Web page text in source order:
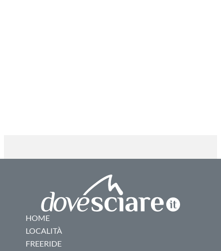
HOME
LOCALITÀ
FREERIDE